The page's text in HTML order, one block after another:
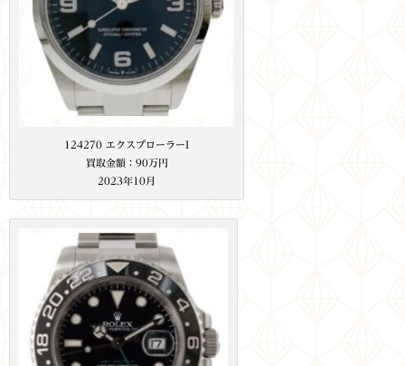
124270 エクスプローラーI
買取金額：90万円
2023年10月